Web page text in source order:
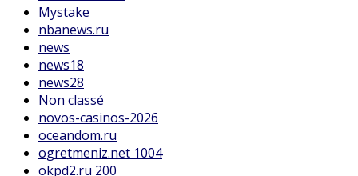
Mystake
nbanews.ru
news
news18
news28
Non classé
novos-casinos-2026
oceandom.ru
ogretmeniz.net 1004
okpd2.ru 200